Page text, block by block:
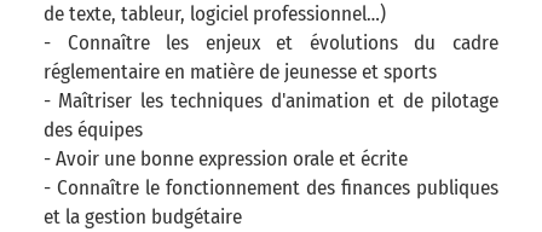
de texte, tableur, logiciel professionnel…)
- Connaître les enjeux et évolutions du cadre
réglementaire en matière de jeunesse et sports
- Maîtriser les techniques d'animation et de pilotage
des équipes
- Avoir une bonne expression orale et écrite
- Connaître le fonctionnement des finances publiques
et la gestion budgétaire